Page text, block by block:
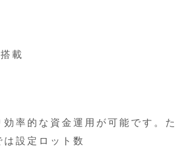
載
率的な資金運用が可能です。た
設定ロット数